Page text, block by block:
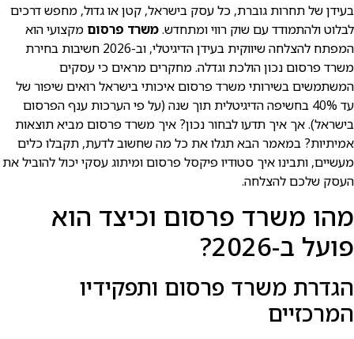
בעידן של תחרות גוברת, כל עסק בישראל, קטן או גדול, מחפש דרכים
לבלוט ולהתמודד עם שוק רווי ומתחדש.משרד פרסום מקצועי הוא
המפתח להצלחה שיווקית בעידן הדיגיטלי, וב-2026 חשיבות בחירת
משרד פרסום נכון הולכת וגדלה. מחקרים מראים כי עסקים
המשתמשים בשירותי משרד פרסום איכותי בישראל רואים שיפור של
עד 40% בחשיפה הדיגיטלית תוך שנה (על פי הערכות ענף הפרסום
בישראל). אך איך תדעו לבחור נכון? איך משרד פרסום מביא תוצאות
אמיתיות? במאמר הבא תגלו את כל מה שחשוב לדעת, תקבלו כלים
מעשיים, ותבינו איך סטודיו פיקסל פרסום ומיתוג עסקי יכול להוביל את
העסק שלכם להצלחה.
מהו משרד פרסום וכיצד הוא
פועל ב-2026?
הגדרת משרד פרסום ותפקידיו
המרכזיים